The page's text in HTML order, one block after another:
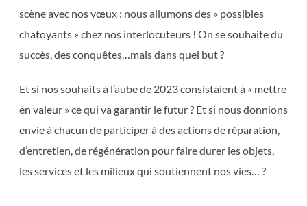
scène avec nos vœux : nous allumons des « possibles
chatoyants » chez nos interlocuteurs ! On se souhaite du
succès, des conquêtes…mais dans quel but ?
Et si nos souhaits à l’aube de 2023 consistaient à « mettre
en valeur » ce qui va garantir le futur ? Et si nous donnions
envie à chacun de participer à des actions de réparation,
d’entretien, de régénération pour faire durer les objets,
les services et les milieux qui soutiennent nos vies… ?